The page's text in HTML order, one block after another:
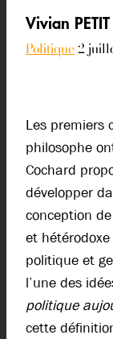
Vivian PETIT
Politique 2
Les premiers
philosophe
Cochard
développer
conception
et
politique et
l’une des
politique
cette